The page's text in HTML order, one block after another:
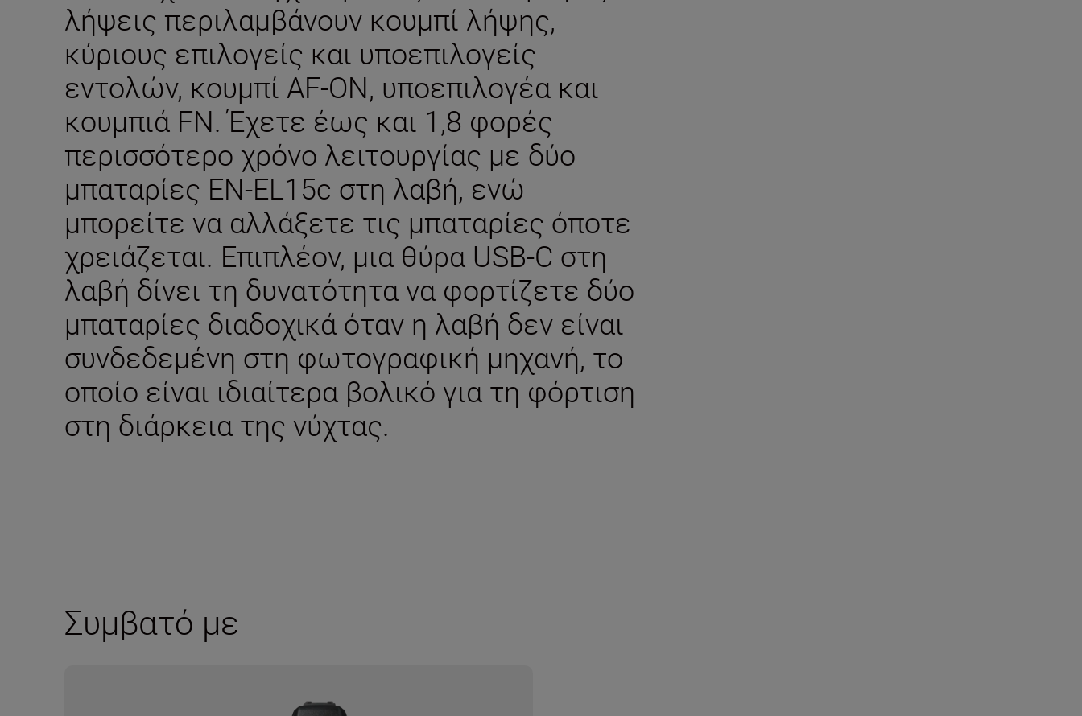
λήψεις περιλαμβάνουν κουμπί λήψης,
κύριους επιλογείς και υποεπιλογείς
εντολών, κουμπί AF-ON, υποεπιλογέα και
κουμπιά FN. Έχετε έως και 1,8 φορές
περισσότερο χρόνο λειτουργίας με δύο
μπαταρίες EN-EL15c στη λαβή, ενώ
μπορείτε να αλλάξετε τις μπαταρίες όποτε
χρειάζεται. Επιπλέον, μια θύρα USB-C στη
λαβή δίνει τη δυνατότητα να φορτίζετε δύο
μπαταρίες διαδοχικά όταν η λαβή δεν είναι
συνδεδεμένη στη φωτογραφική μηχανή, το
οποίο είναι ιδιαίτερα βολικό για τη φόρτιση
στη διάρκεια της νύχτας.
Συμβατό με